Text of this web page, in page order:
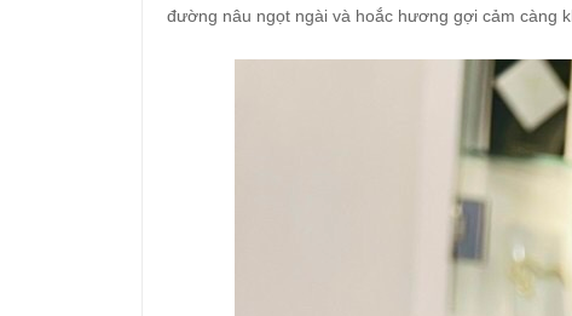
đường nâu ngọt ngài và hoắc hương gợi cảm càng